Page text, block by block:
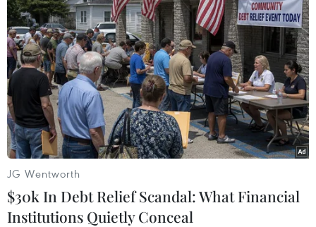
Tuyển sinh đại học, cao đẳng năm 2020:
Tư vấn trực tuyến 'lên ngôi'
20/02/2020 01:30
Tại các buổi tư vấn trực tuyến, ngoài việc cung cấp
thông tin, các nhà quản lý, giảng viên còn đưa ra nhiều
lời khuyên thiết thực đối với việc lựa chọn đăng ký
nguyện vọng dự tuyển của thí sinh.
JG Wentworth
$30k In Debt Relief Scandal: What Financial
Institutions Quietly Conceal